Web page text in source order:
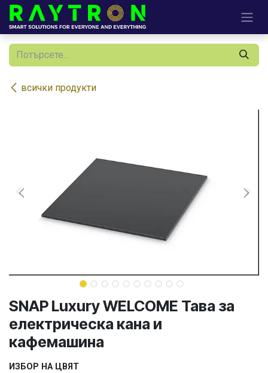
Преминете към съдържание
всички продукти
SNAP Luxury WELCOME Тава за
електрическа кана и
кафемашина
ИЗБОР НА ЦВЯТ